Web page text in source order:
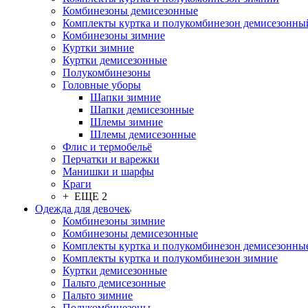
Комбинезоны демисезонные
Комплекты куртка и полукомбинезон
Комбинезоны зимние
Куртки зимние
Куртки демисезонные
Полукомбинезоны
Головные уборы
Шапки зимние
Шапки демисезонные
Шлемы зимние
Шлемы демисезонные
Флис и термобельё
Перчатки и варежки
Манишки и шарфы
Краги
+ ЕЩЕ 2
Одежда для девочек
Комбинезоны зимние
Комбинезоны демисезонные
Комплекты куртка и полукомбинезон
Комплекты куртка и полукомбинезон зимние
Куртки демисезонные
Пальто демисезонные
Пальто зимние